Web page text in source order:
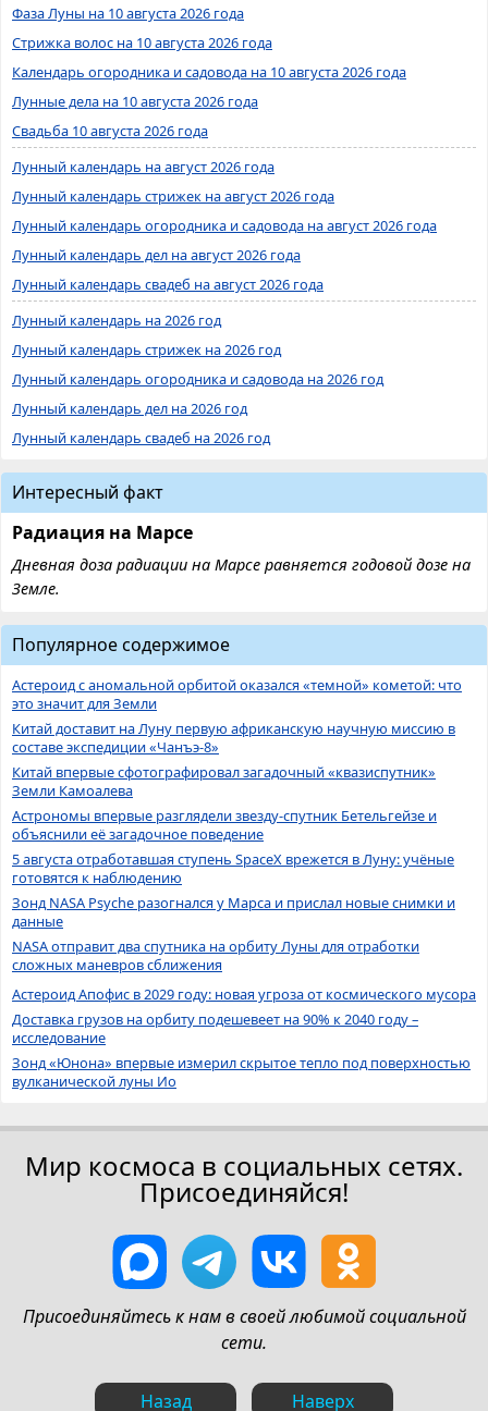
Фаза Луны на 10 августа 2026 года
Стрижка волос на 10 августа 2026 года
Календарь огородника и садовода на 10 августа 2026 года
Лунные дела на 10 августа 2026 года
Свадьба 10 августа 2026 года
Лунный календарь на август 2026 года
Лунный календарь стрижек на август 2026 года
Лунный календарь огородника и садовода на август 2026 года
Лунный календарь дел на август 2026 года
Лунный календарь свадеб на август 2026 года
Лунный календарь на 2026 год
Лунный календарь стрижек на 2026 год
Лунный календарь огородника и садовода на 2026 год
Лунный календарь дел на 2026 год
Лунный календарь свадеб на 2026 год
Интересный факт
Радиация на Марсе
Дневная доза радиации на Марсе равняется годовой дозе на
Земле.
Популярное содержимое
Астероид с аномальной орбитой оказался «темной» кометой: что
это значит для Земли
Китай доставит на Луну первую африканскую научную миссию в
составе экспедиции «Чанъэ-8»
Китай впервые сфотографировал загадочный «квазиспутник»
Земли Камоалева
Астрономы впервые разглядели звезду-спутник Бетельгейзе и
объяснили её загадочное поведение
5 августа отработавшая ступень SpaceX врежется в Луну: учёные
готовятся к наблюдению
Зонд NASA Psyche разогнался у Марса и прислал новые снимки и
данные
NASA отправит два спутника на орбиту Луны для отработки
сложных маневров сближения
Астероид Апофис в 2029 году: новая угроза от космического мусора
Доставка грузов на орбиту подешевеет на 90% к 2040 году –
исследование
Зонд «Юнона» впервые измерил скрытое тепло под поверхностью
вулканической луны Ио
Мир космоса в социальных сетях.
Присоединяйся!
Присоединяйтесь к нам в своей любимой социальной
сети.
Назад Наверх